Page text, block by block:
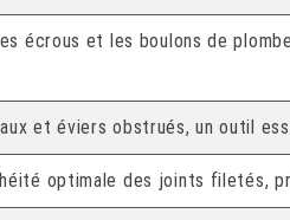
écrous et les boulons de
et éviers obstrués, un outil
optimale des joints filetés,